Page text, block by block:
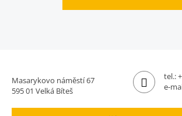
Masarykovo náměstí 67
595 01 Velká Bíteš
tel.:
e-